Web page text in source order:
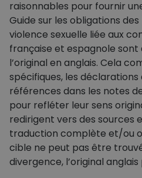
raisonnables pour fournir
Guide sur les obligations
violence sexuelle liée aux
française et espagnole
l’original en anglais. Cela
spécifiques, les
références dans les notes
pour refléter leur sens
redirigent vers des sources
traduction complète et/ou
cible ne peut pas être
divergence, l’original